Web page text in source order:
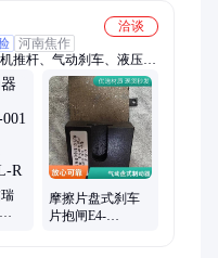
洽谈
河南焦作
推杆、气动刹车、液压推
速刹车机构、失效保护装
盘式刹车装置
摩擦片盘式刹车
片抱闸E4-